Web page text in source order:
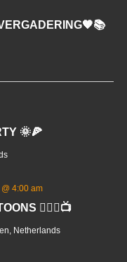
🌞🍕
🦸🏻‍♂📺
4:00 am
Netherlands